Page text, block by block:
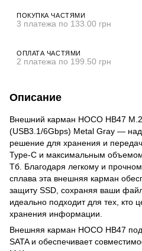
ПОКУПКА ЧАСТЯМИ
3 платежа по 133.00 грн
ОПЛАТА ЧАСТЯМИ
2 платежа по 199.50 грн
Описание
Внешний карман HOCO HB47
(USB3.1/6Gbps) Metal Gray —
решение для хранения и
Type-C и максимальным
Тб. Благодаря легкому и
сплава эта внешняя карман
защиту SSD, сохраняя ваши
идеально подходит для тех, кто
хранения информации.
Внешняя карман HOCO HB47
SATA и обеспечивает